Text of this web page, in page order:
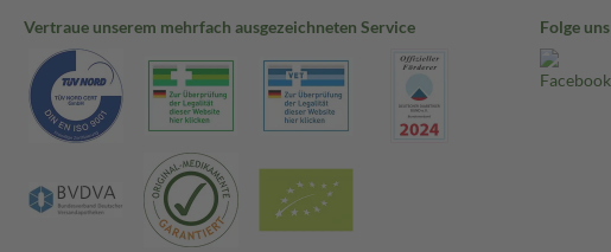
Vertraue unserem mehrfach ausgezeichneten Service Folge uns